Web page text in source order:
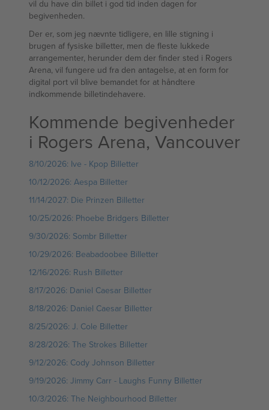
vil du have din billet i god tid inden dagen for
begivenheden.
Der er, som jeg nævnte tidligere, en lille stigning i
brugen af fysiske billetter, men de fleste lukkede
arrangementer, herunder dem der finder sted i Rogers
Arena, vil fungere ud fra den antagelse, at en form for
digital port vil blive bemandet for at håndtere
indkommende billetindehavere.
Kommende begivenheder
i Rogers Arena, Vancouver
8/10/2026: Ive - Kpop Billetter
10/12/2026: Aespa Billetter
11/14/2027: Die Prinzen Billetter
10/25/2026: Phoebe Bridgers Billetter
9/30/2026: Sombr Billetter
10/29/2026: Beabadoobee Billetter
12/16/2026: Rush Billetter
8/17/2026: Daniel Caesar Billetter
8/18/2026: Daniel Caesar Billetter
8/25/2026: J. Cole Billetter
8/28/2026: The Strokes Billetter
9/12/2026: Cody Johnson Billetter
9/19/2026: Jimmy Carr - Laughs Funny Billetter
10/3/2026: The Neighbourhood Billetter